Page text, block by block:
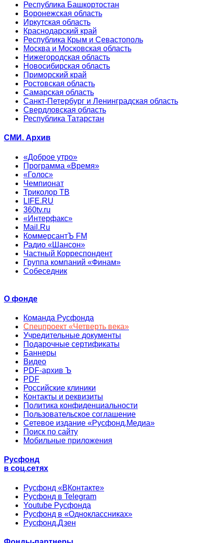
Республика Башкортостан
Воронежская область
Иркутская область
Краснодарский край
Республика Крым и Севастополь
Москва и Московская область
Нижегородская область
Новосибирская область
Приморский край
Ростовская область
Самарская область
Санкт-Петербург и Ленинградская область
Свердловская область
Республика Татарстан
СМИ. Архив
«Доброе утро»
Программа «Время»
«Голос»
Чемпионат
Триколор ТВ
LIFE.RU
360tv.ru
«Интерфакс»
Mail.Ru
КоммерсантЪ FM
Радио «Шансон»
Частный Корреспондент
Группа компаний «Финам»
Собеседник
О фонде
Команда Русфонда
Спецпроект «Четверть века»
Учредительные документы
Подарочные сертификаты
Баннеры
Видео
PDF-архив Ъ
PDF
Российские клиники
Контакты и реквизиты
Политика конфиденциальности
Пользовательское соглашение
Сетевое издание «Русфонд.Медиа»
Поиск по сайту
Мобильные приложения
Русфонд
в соц.сетях
Русфонд «ВКонтакте»
Русфонд в Telegram
Youtube Русфонда
Русфонд в «Одноклассниках»
Русфонд.Дзен